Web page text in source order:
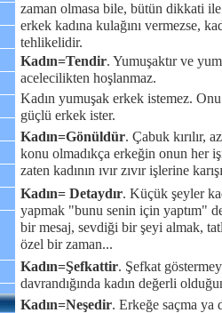
zaman olmasa bile, bütün dikkati
erkek kadına kulağını vermezse,
tehlikelidir.
Kadın=Tendir. Yumuşaktır ve
acelecilikten hoşlanmaz.
Kadın yumuşak erkek istemez.
güçlü erkek ister.
Kadın=Gönüldür. Çabuk kırılır,
konu olmadıkça erkeğin onun her
zaten kadının ıvır zıvır işlerine
Kadın= Detaydır. Küçük şeyler
yapmak "bunu senin için yaptım"
bir mesaj, sevdiği bir şeyi almak,
özel bir zaman...
Kadın=Şefkattir. Şefkat
davrandığında kadın değerli
Kadın=Neşedir. Erkeğe saçma ya